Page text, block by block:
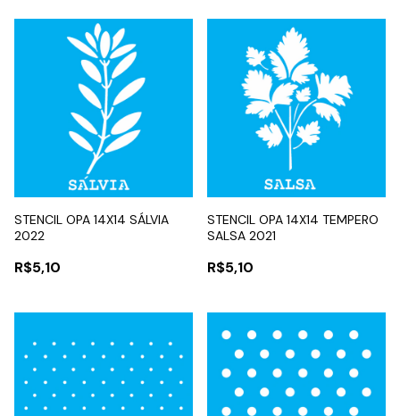
STENCIL OPA 14X14 SÁLVIA
2022
R$5,10
STENCIL OPA 14X14 TEMPERO
SALSA 2021
R$5,10